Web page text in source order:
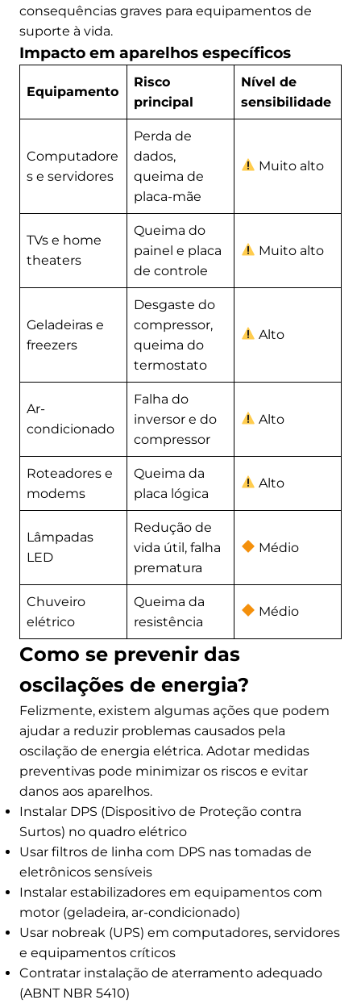
consequências graves para equipamentos de
suporte à vida.
Impacto em aparelhos específicos
Equipamento
Risco
principal
Nível de
sensibilidade
Computadore
s e servidores
Perda de
dados,
queima de
placa-mãe
Muito alto
TVs e home
theaters
Queima do
painel e placa
de controle
Muito alto
Geladeiras e
freezers
Desgaste do
compressor,
queima do
termostato
Alto
Ar-
condicionado
Falha do
inversor e do
compressor
Alto
Roteadores e
modems
Queima da
placa lógica
Alto
Lâmpadas
LED
Redução de
vida útil, falha
prematura
Médio
Chuveiro
elétrico
Queima da
resistência
Médio
Como se prevenir das
oscilações de energia?
Felizmente, existem algumas ações que podem
ajudar a reduzir problemas causados pela
oscilação de energia elétrica. Adotar medidas
preventivas pode minimizar os riscos e evitar
danos aos aparelhos.
Instalar DPS (Dispositivo de Proteção contra
Surtos) no quadro elétrico
Usar filtros de linha com DPS nas tomadas de
eletrônicos sensíveis
Instalar estabilizadores em equipamentos com
motor (geladeira, ar-condicionado)
Usar nobreak (UPS) em computadores, servidores
e equipamentos críticos
Contratar instalação de aterramento adequado
(ABNT NBR 5410)